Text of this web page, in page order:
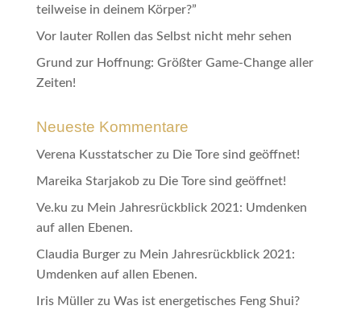
teilweise in deinem Körper?”
Vor lauter Rollen das Selbst nicht mehr sehen
Grund zur Hoffnung: Größter Game-Change aller
Zeiten!
Neueste Kommentare
Verena Kusstatscherzu Die Tore sind geöffnet!
Mareika Starjakobzu Die Tore sind geöffnet!
Ve.ku zu Mein Jahresrückblick 2021: Umdenken
auf allen Ebenen.
Claudia Burgerzu Mein Jahresrückblick 2021:
Umdenken auf allen Ebenen.
Iris Müllerzu Was ist energetisches Feng Shui?